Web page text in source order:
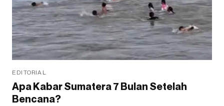
EDITORIAL
Apa Kabar Sumatera 7 Bulan Setelah
Bencana?